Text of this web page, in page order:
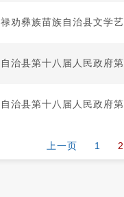
禄劝彝族苗族自治县文学
自治县第十八届人民政府
自治县第十八届人民政府
上一页 1 2